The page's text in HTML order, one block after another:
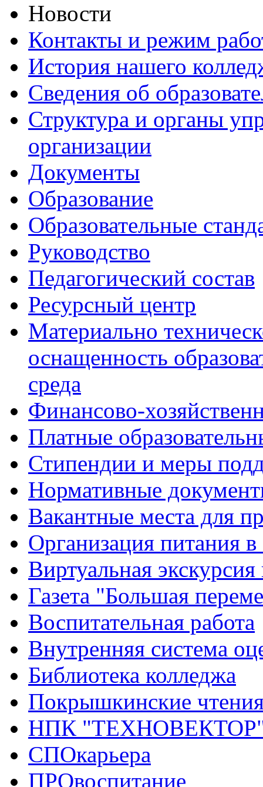
Новости
Контакты и режим
История нашего
Сведения об
Структура и органы
организации
Документы
Образование
Образовательные
Руководство
Педагогический состав
Ресурсный центр
Материально
оснащенность
среда
Финансово-
Платные
Стипендии и меры
Нормативные
Вакантные места для
Организация питания в
Виртуальная
Газета "Большая
Воспитательная работа
Внутренняя система
Библиотека колледжа
Покрышкинские
НПК
СПОкарьера
ПРОвоспитание